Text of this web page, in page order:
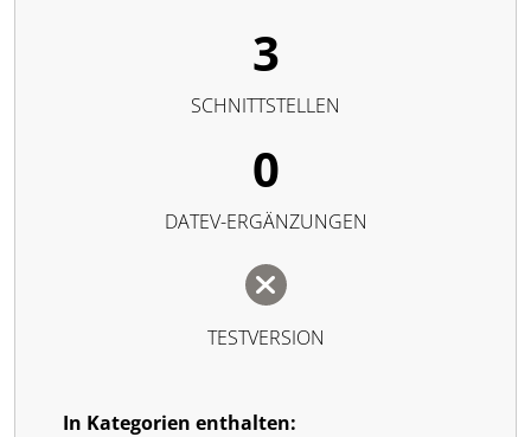
3
SCHNITTSTELLEN
0
DATEV-ERGÄNZUNGEN
TESTVERSION
In Kategorien enthalten: